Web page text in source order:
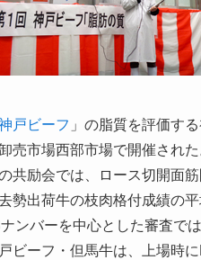
戸ビーフ 」の脂質を評価す
売市場西部市場で開催された
共励会では、ロース切開面
勢出荷牛の枝肉格付成績の
ンバーを中心とした審査で
ビーフ・但馬牛は、上場時